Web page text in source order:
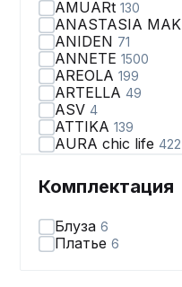
AMUARt 130
ANASTASIA MAK
ANIDEN 71
ANNETE 1500
AREOLA 199
ARTELLA 49
ASV 4
ATTIKA 139
AURA chic life 422
AVEEVA66
AXXA 67
Abbi110
Комплектация
Блуза 6
Платье 6